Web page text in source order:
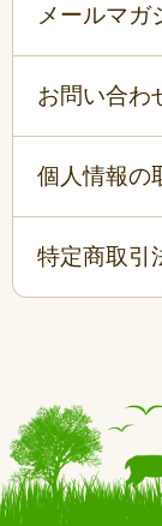
メールマガ
お問い合わ
個人情報の
特定商取引